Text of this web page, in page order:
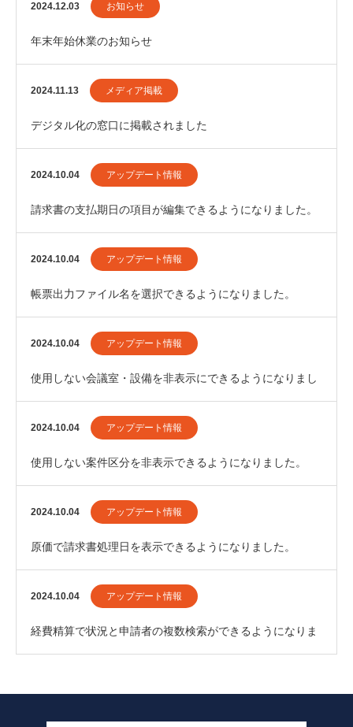
2024.12.03 お知らせ
年末年始休業のお知らせ
2024.11.13 メディア掲載
デジタル化の窓口に掲載されました
2024.10.04 アップデート情報
請求書の支払期日の項目が編集できるようになりました。
2024.10.04 アップデート情報
帳票出力ファイル名を選択できるようになりました。
2024.10.04 アップデート情報
使用しない会議室・設備を非表示にできるようになりまし
た。
2024.10.04 アップデート情報
使用しない案件区分を非表示できるようになりました。
2024.10.04 アップデート情報
原価で請求書処理日を表示できるようになりました。
2024.10.04 アップデート情報
経費精算で状況と申請者の複数検索ができるようになりま